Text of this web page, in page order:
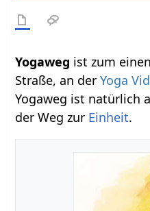
Yogaweg ist zum
Straße, an derYoga
Yogaweg ist natürlich
der Weg zur Einheit.